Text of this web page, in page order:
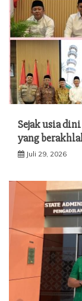
Sejak usia
yang
Juli 29, 2026